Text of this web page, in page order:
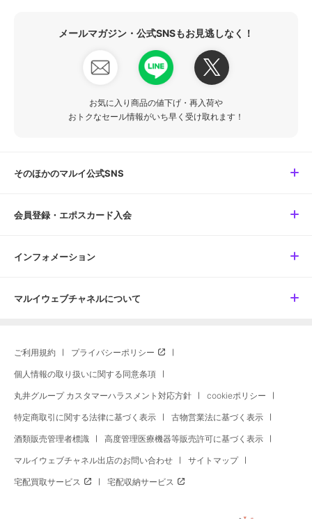
メールマガジン・公式SNSもお見逃しなく！
お気に入り商品の値下げ・再入荷や
おトクなセール情報がいち早く受け取れます！
そのほかのマルイ公式SNS
会員登録・エポスカード入会
インフォメーション
マルイウェブチャネルについて
ご利用規約 プライバシーポリシー
個人情報の取り扱いに関する同意条項
丸井グループ カスタマーハラスメント対応方針 cookieポリシー
特定商取引に関する法律に基づく表示 古物営業法に基づく表示
酒類販売管理者標識 高度管理医療機器等販売許可に基づく表示
マルイウェブチャネル出店のお問い合わせ サイトマップ
宅配買取サービス 宅配収納サービス